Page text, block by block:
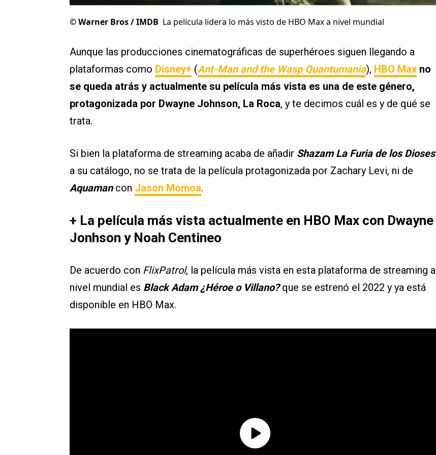
©Warner Bros / IMDB La película lidera lo más visto de HBO Max a nivel mundial
Aunque las producciones cinematográficas de superhéroes siguen llegando a
plataformas como Disney+ (Ant-Man and the Wasp Quantumania), HBO Max no
se queda atrás y actualmente su película más vista es una de este género,
protagonizada por Dwayne Johnson, La Roca, y te decimos cuál es y de qué se
trata.
Si bien la plataforma de streaming acaba de añadir Shazam La Furia de los Dioses
a su catálogo, no se trata de la película protagonizada por Zachary Levi, ni de
Aquaman con Jason Momoa.
+ La película más vista actualmente en HBO Max con Dwayne
Jonhson y Noah Centineo
De acuerdo con FlixPatrol, la película más vista en esta plataforma de streaming a
nivel mundial es Black Adam ¿Héroe o Villano?que se estrenó el 2022 y ya está
disponible en HBO Max.